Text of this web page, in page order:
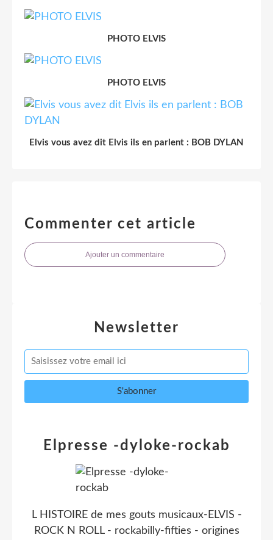
PHOTO ELVIS
PHOTO ELVIS
Elvis vous avez dit Elvis ils en parlent : BOB DYLAN
Commenter cet article
Ajouter un commentaire
Newsletter
Elpresse -dyloke-rockab
L HISTOIRE de mes gouts musicaux-ELVIS -
ROCK N ROLL - rockabilly-fifties - origines